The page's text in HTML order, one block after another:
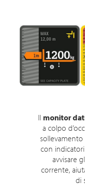
Il monitor
a colpo
con
avvisare
corrente,
di